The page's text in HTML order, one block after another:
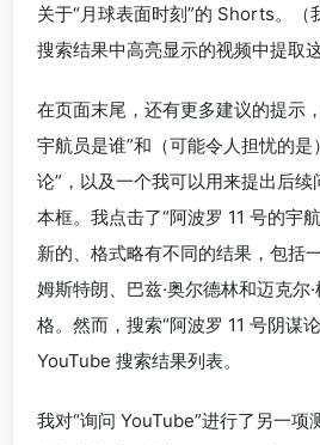
关于“月球表面时刻”的 Shorts。（
搜索结果中高亮显示的视频中提取
在页面末尾，还有更多建议的提示
宇航员是谁”和（可能令人担忧的是
论”，以及一个我可以用来提出后
本框。我点击了“阿波罗 11 号的宇
新的、格式略有不同的结果，包括
姆斯特朗、巴兹·奥尔德林和迈克尔
格。然而，搜索“阿波罗 11 号阴谋
YouTube 搜索结果列表。
我对“询问 YouTube”进行了另一项